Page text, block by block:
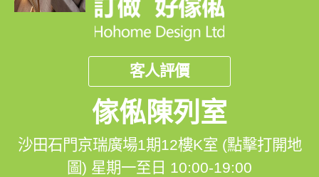
客人評價
傢俬陳列室
沙田石門京瑞廣場1期12樓K室 (點擊打開地
圖) 星期一至日 10:00-19:00